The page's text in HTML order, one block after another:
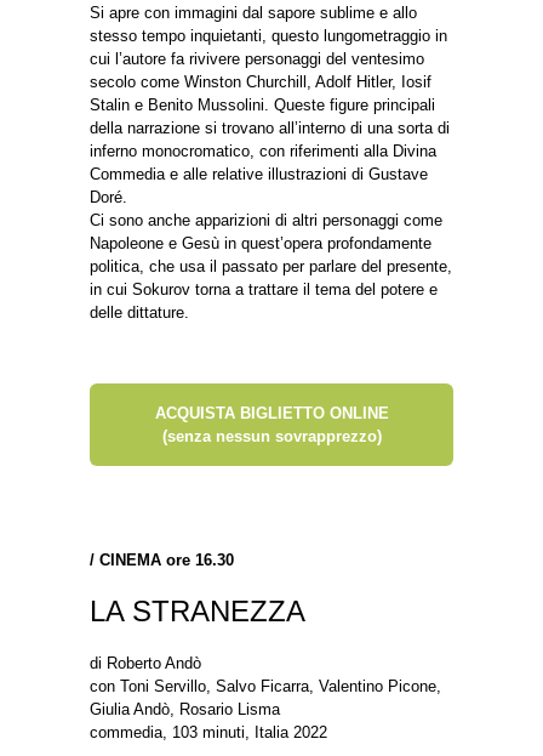
Si apre con immagini dal sapore sublime e allo
stesso tempo inquietanti, questo lungometraggio in
cui l’autore fa rivivere personaggi del ventesimo
secolo come Winston Churchill, Adolf Hitler, Iosif
Stalin e Benito Mussolini. Queste figure principali
della narrazione si trovano all’interno di una sorta di
inferno monocromatico, con riferimenti alla Divina
Commedia e alle relative illustrazioni di Gustave
Doré.
Ci sono anche apparizioni di altri personaggi come
Napoleone e Gesù in quest’opera profondamente
politica, che usa il passato per parlare del presente,
in cui Sokurov torna a trattare il tema del potere e
delle dittature.
ACQUISTA BIGLIETTO ONLINE
(senza nessun sovrapprezzo)
/ CINEMA ore 16.30
LA STRANEZZA
di Roberto Andò
con Toni Servillo, Salvo Ficarra, Valentino Picone,
Giulia Andò, Rosario Lisma
commedia, 103 minuti, Italia 2022